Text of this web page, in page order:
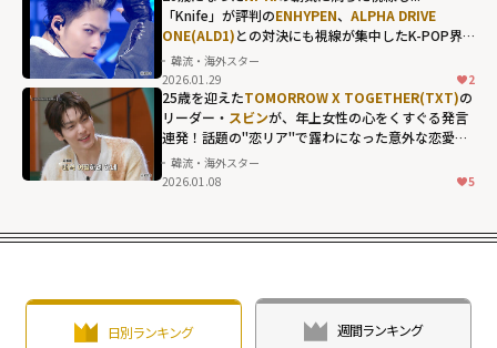
(TOMORROW X
TOGETHER)らが
顔を揃えた
「THE
SEASONS」年末
特番"
width="304"
loading="lazy"
「Knife」が評判のENHYPEN、 ALPHA DRIVE
ONE(ALD1)との対決にも視線が集中したK-POP界
隈の首位争い
韓流・海外スター
2026.01.29
2
25歳を迎えたTOMORROW X TOGETHER(TXT)の
リーダー・ スビンが、年上女性の心をくすぐる発言
連発！話題の"恋リア"で露わになった意外な恋愛傾
向も...
韓流・海外スター
2026.01.08
5
日別ランキング 週間ランキング